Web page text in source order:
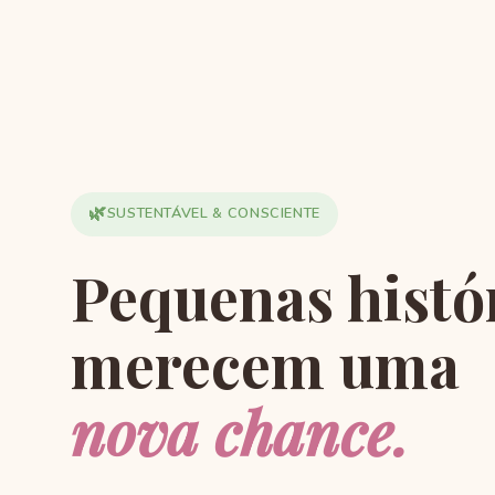
🌿SUSTENTÁVEL & CONSCIENTE
Pequenas
merecem uma
nova chance.